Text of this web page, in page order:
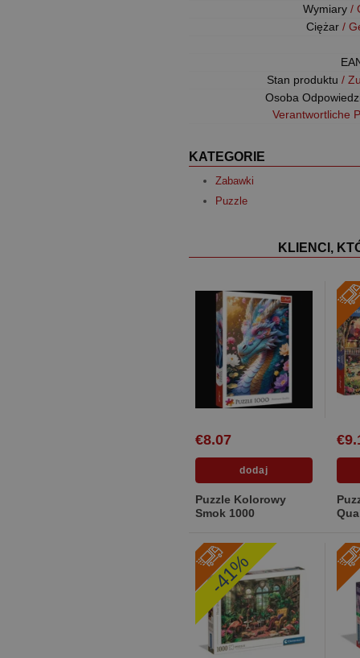
Wymiary /
Ciężar /
Stan produktu /
Osoba
Verantwortliche
KATEGORIE
Zabawki
Puzzle
KLIENCI,
€8.07
Puzzle Kolorowy
Smok 1000
-41%